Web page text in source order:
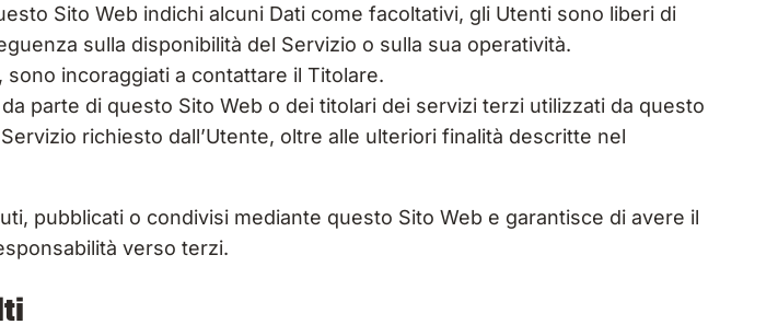
Sito Web indichi alcuni Dati come facoltativi, gli Utenti sono liberi di
sulla disponibilità del Servizio o sulla sua operatività.
incoraggiati a contattare il Titolare.
parte di questo Sito Web o dei titolari dei servizi terzi utilizzati da questo
richiesto dall’Utente, oltre alle ulteriori finalità descritte nel
pubblicati o condivisi mediante questo Sito Web e garantisce di avere il
verso terzi.